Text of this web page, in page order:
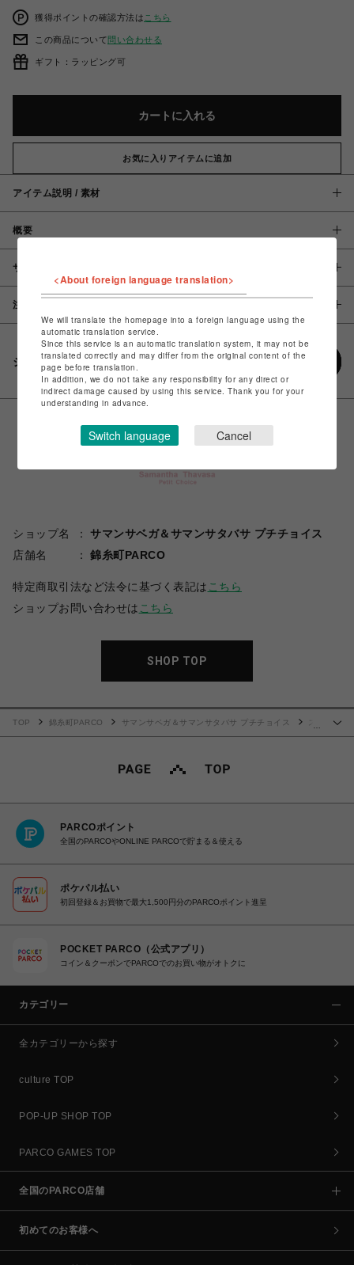
獲得ポイントの確認方法は こちら
この商品について問い合わせる
ギフト：ラッピング可
カートに入れる
お気に入りアイテムに追加
アイテム説明 / 素材
概要
サイズ
注意事項
シェアする
ショップ名
サマンサベガ＆サマンサタバサ プチチョイス
店舗名
錦糸町PARCO
特定商取引法など法令に基づく表記は こちら
ショップお問い合わせは こちら
SHOP TOP
TOP 錦糸町PARCO サマンサベガ＆サマンサタバサ プチチョイス
PARCOポイント
全国のPARCOやONLINE PARCOで貯まる＆使える
ポケパル払い
初回登録＆お買物で最大1,500円分のPARCOポイント進呈
POCKET PARCO（公式アプリ）
コイン＆クーポンでPARCOでのお買い物がオトクに
カテゴリー
全カテゴリーから探す
culture TOP
POP-UP SHOP TOP
PARCO GAMES TOP
全国のPARCO店舗
初めてのお客様へ
<About foreign language translation>
We will translate the homepage into a foreign language using the
automatic translation service.
Since this service is an automatic translation system, it may not be
translated correctly and may differ from the original content of the
page before translation.
In addition, we do not take any responsibility for any direct or
indirect damage caused by using this service. Thank you for your
understanding in advance.
Switch language Cancel